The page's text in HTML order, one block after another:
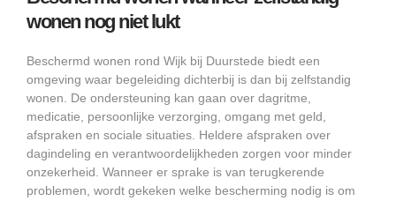
wonen nog niet lukt
Beschermd wonen rond Wijk bij Duurstede biedt een
omgeving waar begeleiding dichterbij is dan bij zelfstandig
wonen. De ondersteuning kan gaan over dagritme,
medicatie, persoonlijke verzorging, omgang met geld,
afspraken en sociale situaties. Heldere afspraken over
dagindeling en verantwoordelijkheden zorgen voor minder
onzekerheid. Wanneer er sprake is van terugkerende
problemen, wordt gekeken welke bescherming nodig is om